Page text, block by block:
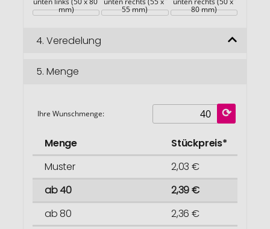
mm) 55 mm) 80 mm)
4. Veredelung
5. Menge
Ihre Wunschmenge:
Menge
Stückpreis*
Muster
2,03 €
ab 40
2,39 €
ab 80
2,36 €